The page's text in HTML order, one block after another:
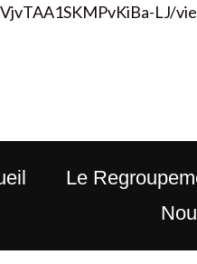
LJ/
Le